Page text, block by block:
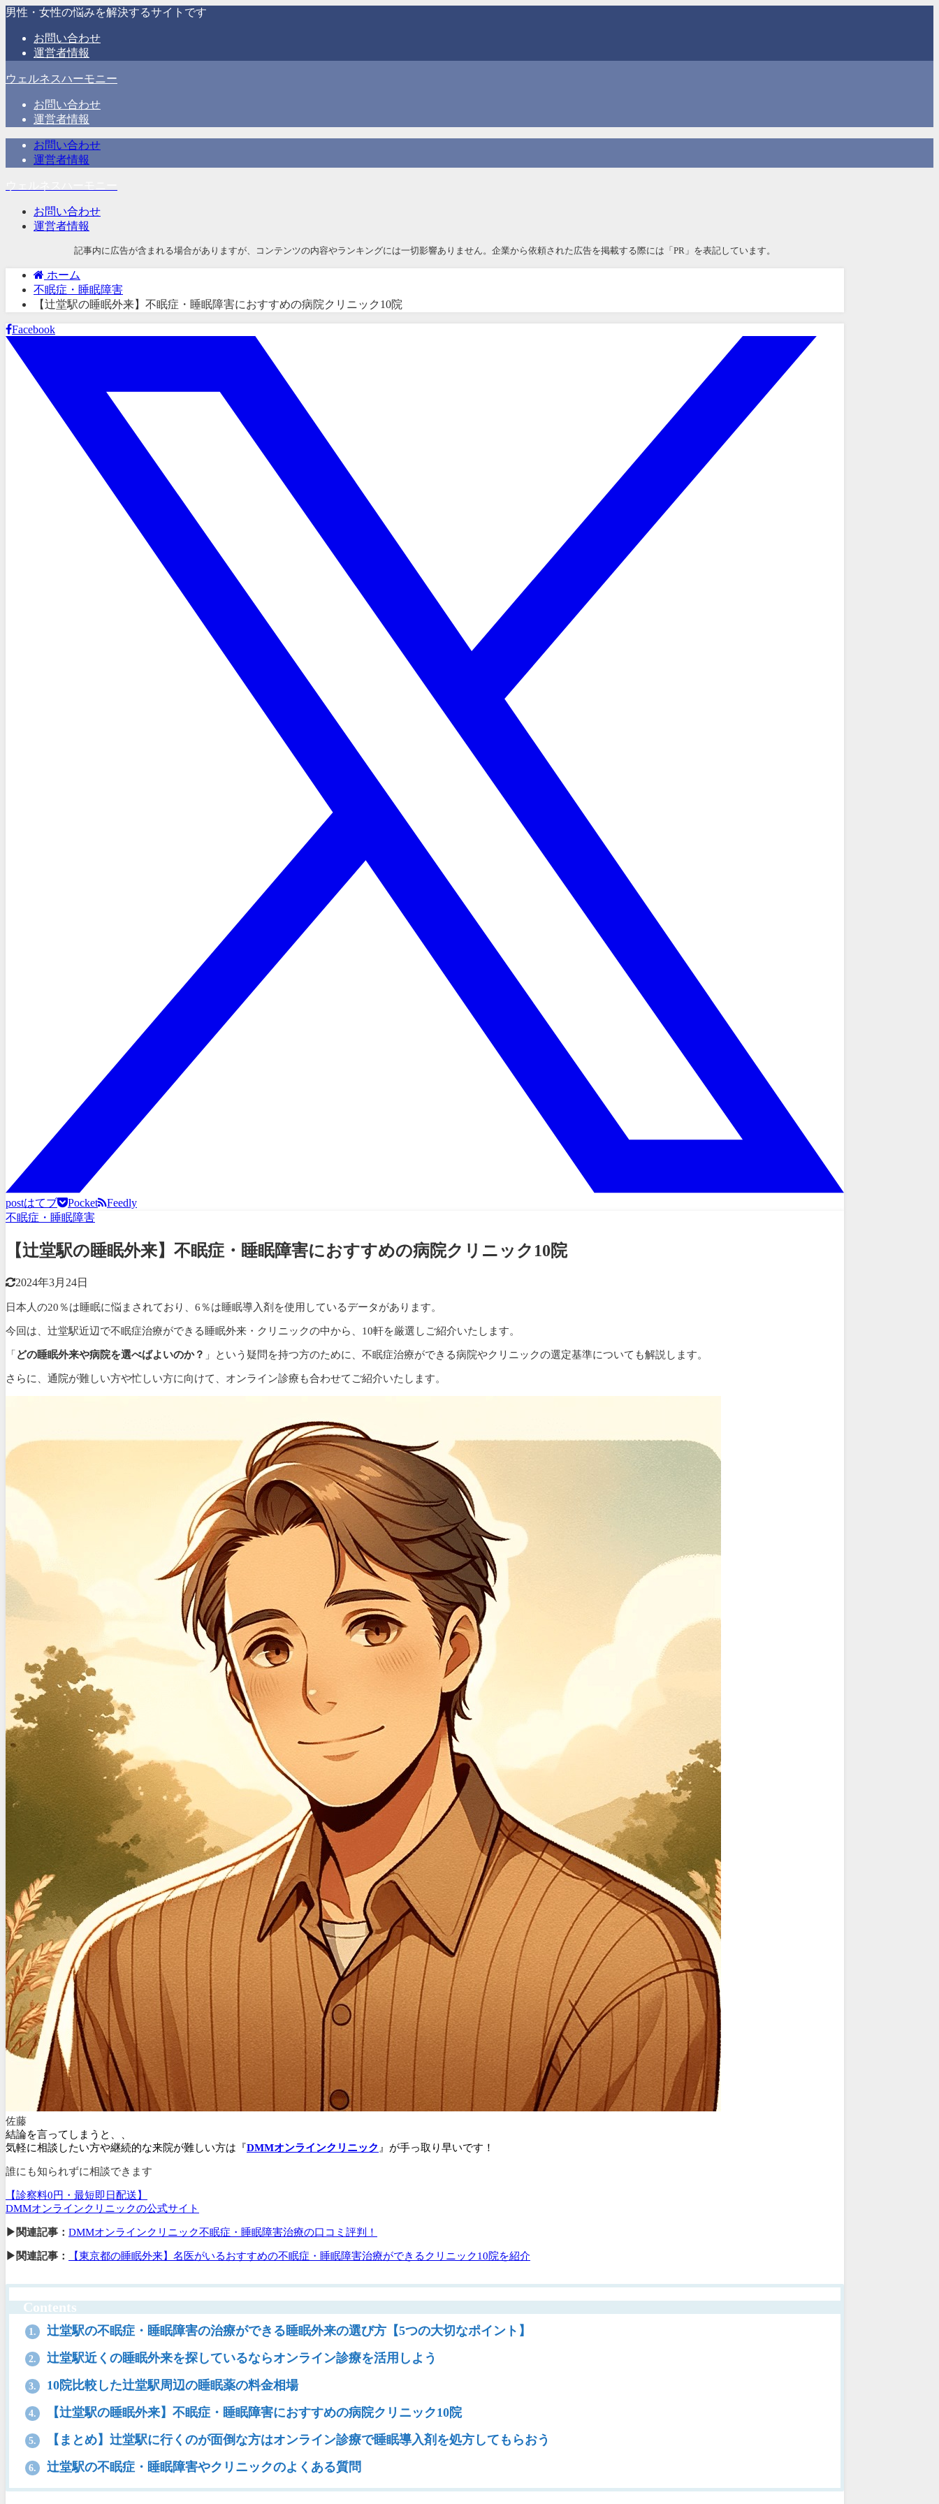
男性・女性の悩みを解決するサイトです
お問い合わせ
運営者情報
ウェルネスハーモニー
お問い合わせ
運営者情報
お問い合わせ
運営者情報
お問い合わせ
運営者情報
記事内に広告が含まれる場合がありますが、コンテンツの内容やランキングには一切影響ありません。企業から依頼された広告を掲載する際には「PR」を表記しています。
ホーム
不眠症・睡眠障害
【辻堂駅の睡眠外来】不眠症・睡眠障害におすすめの病院クリニック10院
Facebook
postはてブ Pocket
Feedly
不眠症・睡眠障害
【辻堂駅の睡眠外来】不眠症・睡眠障害におすすめの病院クリニック10院
2024年3月24日
日本人の20％は睡眠に悩まされており、6％は睡眠導入剤を使用しているデータがあります。
今回は、辻堂駅近辺で不眠症治療ができる睡眠外来・クリニックの中から、 10軒を厳選しご紹介いたします。
「 どの睡眠外来や病院を選べばよいのか？ 」という疑問を持つ方のために、不眠症治療ができる病院やクリニックの選定基準についても解説します。
さらに、通院が難しい方や忙しい方に向けて、 オンライン診療も合わせてご紹介いたします。
佐藤
結論を言ってしまうと、、
気軽に相談したい方や継続的な来院が難しい方は『DMMオンラインクリニック 』が手っ取り早いです！
誰にも知られずに相談できます
【診察料0円・最短即日配送】
DMMオンラインクリニックの公式サイト
▶関連記事： DMMオンラインクリニック不眠症・睡眠障害治療の口コミ評判！
▶関連記事： 【東京都の睡眠外来】名医がいるおすすめの不眠症・睡眠障害治療ができるクリニック10院を紹介
Contents
1. 辻堂駅の不眠症・睡眠障害の治療ができる睡眠外来の選び方【5つの大切なポイント】
2. 辻堂駅近くの睡眠外来を探しているならオンライン診療を活用しよう
3. 10院比較した辻堂駅周辺の睡眠薬の料金相場
4. 【辻堂駅の睡眠外来】不眠症・睡眠障害におすすめの病院クリニック10院
5. 【まとめ】辻堂駅に行くのが面倒な方はオンライン診療で睡眠導入剤を処方してもらおう
6. 辻堂駅の不眠症・睡眠障害やクリニックのよくある質問